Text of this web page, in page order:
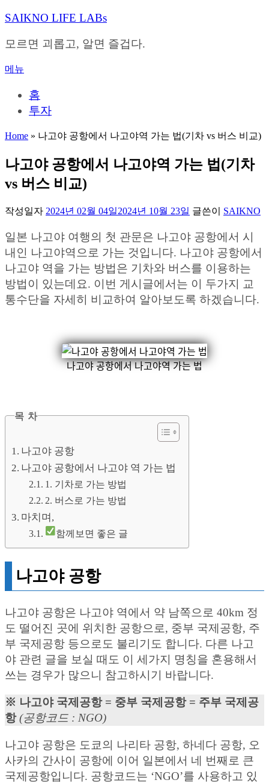
내
으
바
SAIKNO LIFE LABs
모르면 괴롭고, 알면 즐겁다.
메뉴
홈
투자
Home » 나고야 공항에서 나고야역 가는 법(기차 vs 버스 비교)
나고야 공항에서 나고야역 가는 법(기차
vs 버스 비교)
작성일자 2024년 02월 04일2024년 10월 23일 글쓴이 SAIKNO
일본 나고야 여행의 첫 관문은 나고야 공항에서 시
내인 나고야역으로 가는 것입니다. 나고야 공항에서
나고야 역을 가는 방법은 기차와 버스를 이용하는
방법이 있는데요. 이번 게시글에서는 이 두가지 교
통수단을 자세히 비교하여 알아보도록 하겠습니다.
나고야 공항에서 나고야역 가는 법
목 차
나고야 공항
나고야 공항에서 나고야 역 가는 법
1. 기차로 가는 방법
2. 버스로 가는 방법
마치며,
함께보면 좋은 글
나고야 공항
나고야 공항은 나고야 역에서 약 남쪽으로 40km 정
도 떨어진 곳에 위치한 공항으로, 중부 국제공항, 주
부 국제공항 등으로도 불리기도 합니다. 다른 나고
야 관련 글을 보실 때도 이 세가지 명칭을 혼용해서
쓰는 경우가 많으니 참고하시기 바랍니다.
※ 나고야 국제공항 = 중부 국제공항 = 주부 국제공
항(공항코드 : NGO)
나고야 공항은 도쿄의 나리타 공항, 하네다 공항, 오
사카의 간사이 공항에 이어 일본에서 네 번째로 큰
국제공항입니다. 공항코드는 ‘NGO’를 사용하고 있